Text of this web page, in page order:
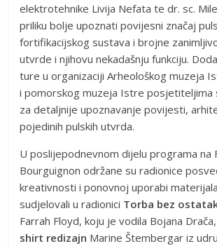
elektrotehnike Livija Nefata te dr. sc.
priliku bolje upoznati povijesni značaj
fortifikacijskog sustava i brojne
utvrde i njihovu nekadašnju funkciju.
ture u organizaciji Arheološkog muzeja
i pomorskog muzeja Istre posjetiteljima
za detaljnije upoznavanje povijesti,
pojedinih pulskih utvrda.
U poslijepodnevnom dijelu programa na
Bourguignon održane su radionice
kreativnosti i ponovnoj uporabi
sudjelovali u radionici Torba bez
Farrah Floyd, koju je vodila Bojana
shirt redizajn Marine Štembergar iz